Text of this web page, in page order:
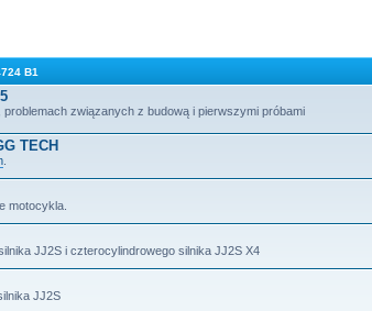
B1
związanych z budową i pierwszymi próbami
TECH
motocykla.
JJ2S i czterocylindrowego silnika JJ2S X4
JJ2S